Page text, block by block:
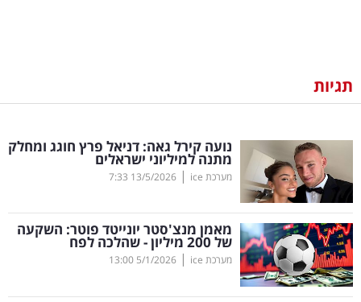
וצרכנות
דיגיטל
וטק
שיווק
ופרסום
משפט
תגיות
נועה קירל גאה: דניאל פרץ חוגג ומחלק
מתנה למיליוני ישראלים
מערכת ice |
13/5/2026
7:33
מאמן מנצ'סטר יונייטד פוטר: השקעה
של 200 מיליון - שהלכה לפח
מערכת ice |
5/1/2026
13:00